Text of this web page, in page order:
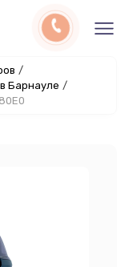
/
Барнауле /